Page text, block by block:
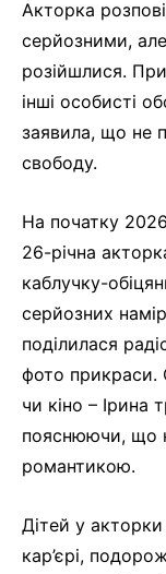
Акторка
серйозними,
розійшлися.
інші особисті
заявила, що не
свободу.
На початку
26-річна
каблучку-
серйозних
поділилася
фото прикраси.
чи кіно – Ірина
пояснюючи, що
романтикою.
Дітей у
кар’єрі,